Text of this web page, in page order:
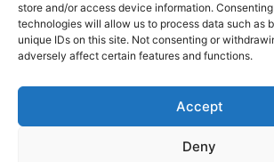
store and/or access device information.
technologies will allow us to process data such as
unique IDs on this site. Not consenting or
adversely affect certain features and functions.
Accept
Deny
© Copyright 2026, Todos los derechos